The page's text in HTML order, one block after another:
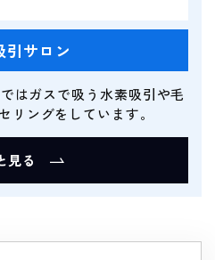
引サロン
はガスで吸う水素吸引や毛
リングをしています。
見る